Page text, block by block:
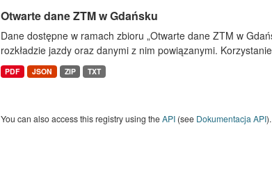
Otwarte dane ZTM w Gdańsku
Dane dostępne w ramach zbioru „Otwarte dane ZTM w
rozkładzie jazdy oraz danymi z nim powiązanymi.
PDF JSON ZIP TXT
You can also access this registry using theAPI(see Dokumentacja API).